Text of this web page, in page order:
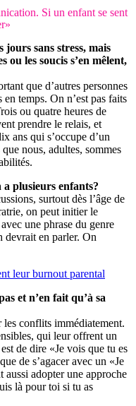
Si un enfant se sent
jours sans stress, mais
ou les soucis s’en mêlent,
que d’autres personnes
en temps. On n’est pas faits
ou quatre heures de
prendre le relais, et
ans qui s’occupe d’un
nous, adultes, sommes
plusieurs enfants?
surtout dès l’âge de
on peut initier le
une phrase du genre
devrait en parler. On
leur burnout parental
et n’en fait qu’à sa
les conflits immédiatement.
qui leur offrent un
de dire «Je vois que tu es
de s’agacer avec un «Je
adopter une approche
là pour toi si tu as